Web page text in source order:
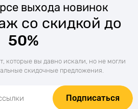
выхода новинок
со скидкой до
50%
которые вы давно искали, но не могли
скидочные предложения.
Подписаться